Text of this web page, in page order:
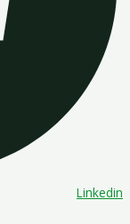
Linkedin